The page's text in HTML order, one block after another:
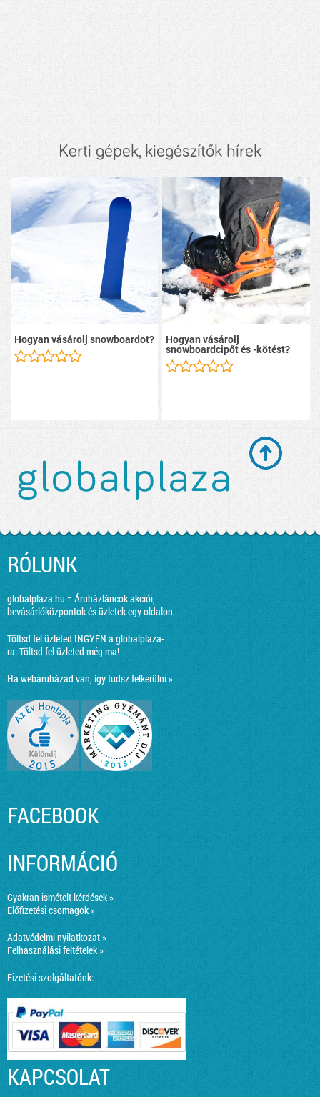
Kerti gépek, kiegészítők hírek
Hogyan vásárolj snowboardot? Hogyan vásárolj
snowboardcipőt és -kötést?
RÓLUNK
globalplaza.hu = Áruházláncok akciói,
bevásárlóközpontok és üzletek egy oldalon.
Töltsd fel üzleted INGYEN a globalplaza-
ra:Töltsd fel üzleted még ma!
Ha webáruházad van, így tudsz felkerülni »
FACEBOOK
INFORMÁCIÓ
Gyakran ismételt kérdések »
Előfizetési csomagok »
Adatvédelmi nyilatkozat »
Felhasználási feltételek »
Fizetési szolgáltatónk:
KAPCSOLAT